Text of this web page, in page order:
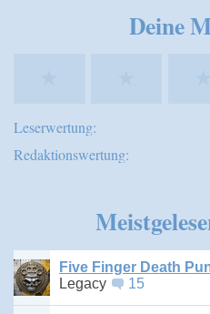
Deine
Leserwertung:
Redaktionswertung:
Five Finger Death
Legacy
15